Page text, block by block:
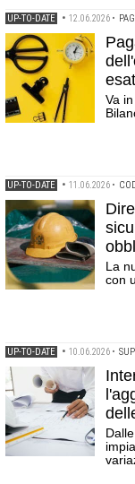
UP-TO-DATE • 12.06.2026 •
Va
UP-TO-DATE • 11.06.2026 •
La
con
UP-TO-DATE • 10.06.2026 •